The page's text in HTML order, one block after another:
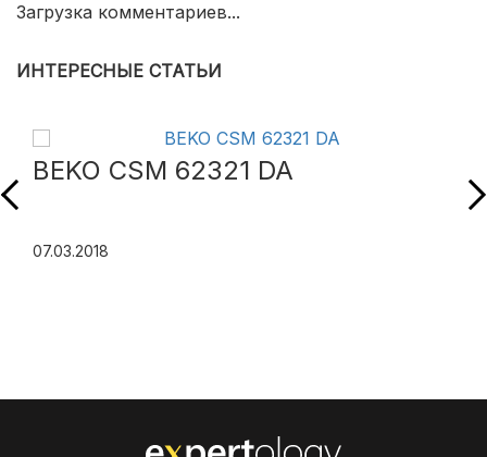
Загрузка комментариев...
ИНТЕРЕСНЫЕ СТАТЬИ
BEKO CSM 62321 DA
07.03.2018